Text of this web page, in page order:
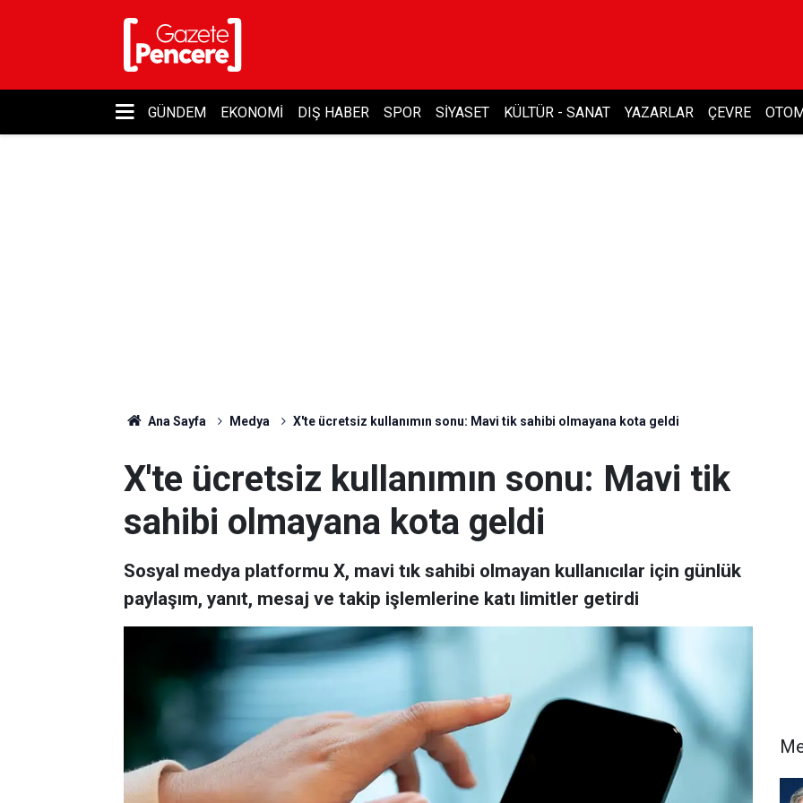
GÜNDEM EKONOMI DIŞ HABER SPOR SIYASET KÜLTÜR - SANAT YAZARLAR ÇEVRE
Ana Sayfa Medya X'te ücretsiz kullanımın sonu: Mavi tik sahibi olmayana kota geldi
X'te ücretsiz kullanımın sonu: Mavi tik
sahibi olmayana kota geldi
Sosyal medya platformu X, mavi tık sahibi olmayan kullanıcılar için günlük
paylaşım, yanıt, mesaj ve takip işlemlerine katı limitler getirdi